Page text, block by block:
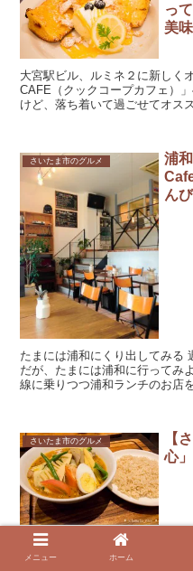
っ
美
大宮駅ビル、ルミネ２に新しく
CAFE（クックコープカフェ）
けど、落ち着いて過ごせてオス
さいたま市のグルメ
浦
ん
たまには浦和にくり出してみる
だが、たまには浦和に行ってみ
線に乗りつつ浦和ランチのお店
さいたま市のグルメ
【
心
９月に行ったのにすっかり書く
ポ＼(^o^)／ さいたま新都心に
メニュー ホーム